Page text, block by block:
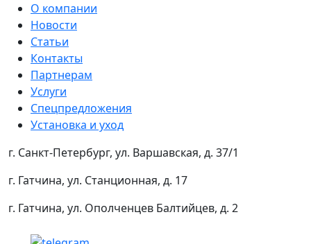
О компании
Новости
Статьи
Контакты
Партнерам
Услуги
Спецпредложения
Установка и уход
г. Санкт-Петербург, ул. Варшавская, д. 37/1
г. Гатчина, ул. Станционная, д. 17
г. Гатчина, ул. Ополченцев Балтийцев, д. 2